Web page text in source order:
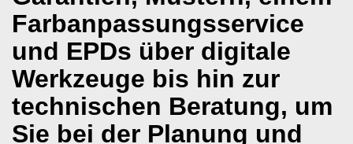
Farbanpassungsservice
und EPDs über digitale
Werkzeuge bis hin zur
technischen Beratung, um
Sie bei der Planung und